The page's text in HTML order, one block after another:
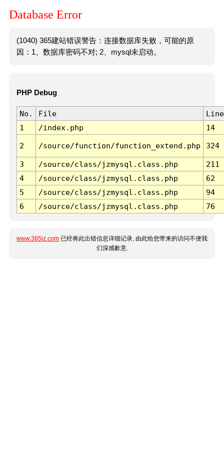
Database Error
(1040) 365建站错误警告：连接数据库失败，可能的原
因：1、数据库密码不对; 2、mysql未启动。
PHP Debug
No. File
Line
1
/index.php 14
2 /source/function/function_extend.php 324
3 /source/class/jzmysql.class.php
211
4
/source/class/jzmysql.class.php
62
5
/source/class/jzmysql.class.php
94
6
/source/class/jzmysql.class.php 76
www.365jz.com 已经将此出错信息详细记录, 由此给您带来的访问不便我
们深感歉意.